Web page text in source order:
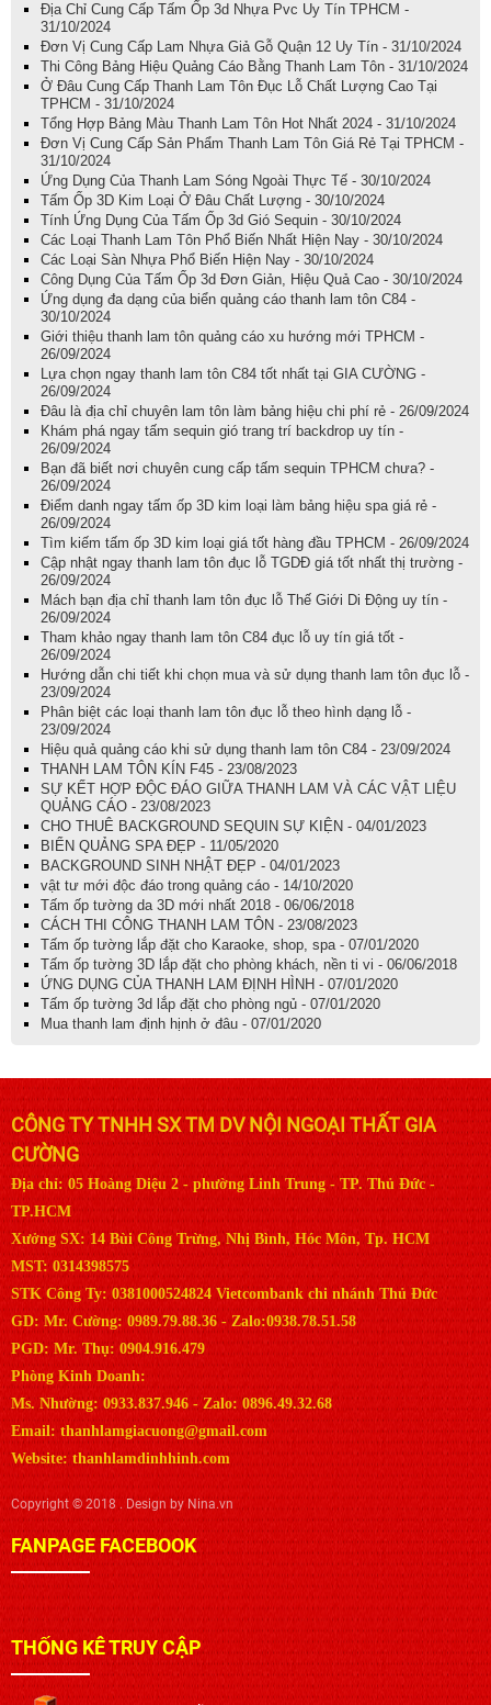
Địa Chỉ Cung Cấp Tấm Ốp 3d Nhựa Pvc Uy Tín TPHCM -
31/10/2024
Đơn Vị Cung Cấp Lam Nhựa Giả Gỗ Quận 12 Uy Tín - 31/10/2024
Thi Công Bảng Hiệu Quảng Cáo Bằng Thanh Lam Tôn - 31/10/2024
Ở Đâu Cung Cấp Thanh Lam Tôn Đục Lỗ Chất Lượng Cao Tại
TPHCM - 31/10/2024
Tổng Hợp Bảng Màu Thanh Lam Tôn Hot Nhất 2024 - 31/10/2024
Đơn Vị Cung Cấp Sản Phẩm Thanh Lam Tôn Giá Rẻ Tại TPHCM -
31/10/2024
Ứng Dụng Của Thanh Lam Sóng Ngoài Thực Tế - 30/10/2024
Tấm Ốp 3D Kim Loại Ở Đâu Chất Lượng - 30/10/2024
Tính Ứng Dụng Của Tấm Ốp 3d Gió Sequin - 30/10/2024
Các Loại Thanh Lam Tôn Phổ Biến Nhất Hiện Nay - 30/10/2024
Các Loại Sàn Nhựa Phổ Biến Hiện Nay - 30/10/2024
Công Dụng Của Tấm Ốp 3d Đơn Giản, Hiệu Quả Cao - 30/10/2024
Ứng dụng đa dạng của biển quảng cáo thanh lam tôn C84 -
30/10/2024
Giới thiệu thanh lam tôn quảng cáo xu hướng mới TPHCM -
26/09/2024
Lựa chọn ngay thanh lam tôn C84 tốt nhất tại GIA CƯỜNG -
26/09/2024
Đâu là địa chỉ chuyên lam tôn làm bảng hiệu chi phí rẻ - 26/09/2024
Khám phá ngay tấm sequin gió trang trí backdrop uy tín -
26/09/2024
Bạn đã biết nơi chuyên cung cấp tấm sequin TPHCM chưa? -
26/09/2024
Điểm danh ngay tấm ốp 3D kim loại làm bảng hiệu spa giá rẻ -
26/09/2024
Tìm kiếm tấm ốp 3D kim loại giá tốt hàng đầu TPHCM - 26/09/2024
Cập nhật ngay thanh lam tôn đục lỗ TGDĐ giá tốt nhất thị trường -
26/09/2024
Mách bạn địa chỉ thanh lam tôn đục lỗ Thế Giới Di Động uy tín -
26/09/2024
Tham khảo ngay thanh lam tôn C84 đục lỗ uy tín giá tốt -
26/09/2024
Hướng dẫn chi tiết khi chọn mua và sử dụng thanh lam tôn đục lỗ -
23/09/2024
Phân biệt các loại thanh lam tôn đục lỗ theo hình dạng lỗ -
23/09/2024
Hiệu quả quảng cáo khi sử dụng thanh lam tôn C84 - 23/09/2024
THANH LAM TÔN KÍN F45 - 23/08/2023
SỰ KẾT HỢP ĐỘC ĐÁO GIỮA THANH LAM VÀ CÁC VẬT LIỆU
QUẢNG CÁO - 23/08/2023
CHO THUÊ BACKGROUND SEQUIN SỰ KIỆN - 04/01/2023
BIỂN QUẢNG SPA ĐẸP - 11/05/2020
BACKGROUND SINH NHẬT ĐẸP - 04/01/2023
vật tư mới độc đáo trong quảng cáo - 14/10/2020
Tấm ốp tường da 3D mới nhất 2018 - 06/06/2018
CÁCH THI CÔNG THANH LAM TÔN - 23/08/2023
Tấm ốp tường lắp đặt cho Karaoke, shop, spa - 07/01/2020
Tấm ốp tường 3D lắp đặt cho phòng khách, nền ti vi - 06/06/2018
ỨNG DỤNG CỦA THANH LAM ĐỊNH HÌNH - 07/01/2020
Tấm ốp tường 3d lắp đặt cho phòng ngủ - 07/01/2020
Mua thanh lam định hịnh ở đâu - 07/01/2020
CÔNG TY TNHH SX TM DV NỘI NGOẠI THẤT GIA
CƯỜNG
Địa chỉ: 05 Hoàng Diệu 2 - phường Linh Trung - TP. Thủ Đức -
TP.HCM
Xưởng SX: 14 Bùi Công Trừng, Nhị Bình, Hóc Môn, Tp. HCM
MST: 0314398575
STK Công Ty: 0381000524824 Vietcombank chi nhánh Thủ Đức
GD: Mr. Cường: 0989.79.88.36 - Zalo:0938.78.51.58
PGD: Mr. Thụ: 0904.916.479
Phòng Kinh Doanh:
Ms. Nhường: 0933.837.946 - Zalo: 0896.49.32.68
Email: thanhlamgiacuong@gmail.com
Website: thanhlamdinhhinh.com
Copyright © 2018 . Design by Nina.vn
FANPAGE FACEBOOK
THỐNG KÊ TRUY CẬP